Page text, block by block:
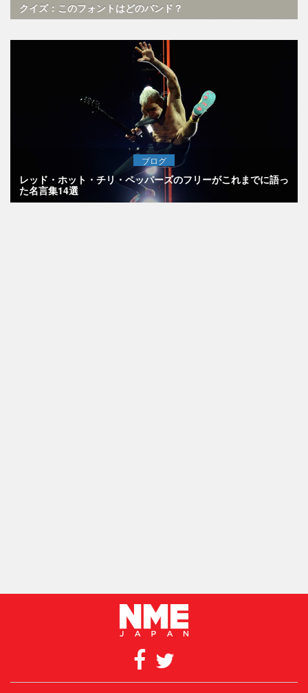
クイズ：このフォントはどのバンド？
ブログ
レッド・ホット・チリ・ペッパーズのフリーがこれまでに語っ
た名言集14選